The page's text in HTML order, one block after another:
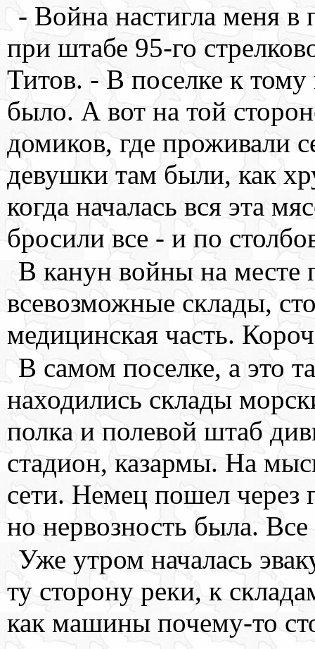
- Война настигла меня в
при штабе 95-го
Титов. - В поселке к
было. А вот на той
домиков, где проживали
девушки там были, как
когда началась вся эта
бросили все - и по
В канун войны на месте
всевозможные склады,
медицинская часть.
В самом поселке, а это
находились склады
полка и полевой штаб
стадион, казармы. На
сети. Немец пошел
но нервозность была. Все
Уже утром началась
ту сторону реки, к
как машины почему-то